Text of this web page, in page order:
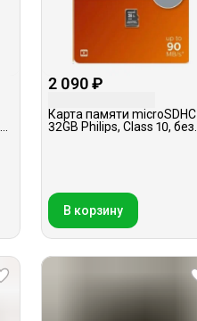
2 090 ₽
Карта памяти microSDHC
32GB Philips, Class 10, без
В корзину